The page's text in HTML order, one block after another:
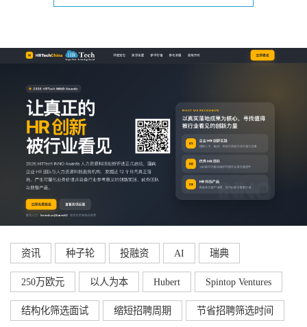
资讯 种子轮 投融资 AI 瑞典
250万欧元 以人为本 Hubert Spintop Ventures
结构化筛选面试 缩短招聘周期 节省招聘筛选时间